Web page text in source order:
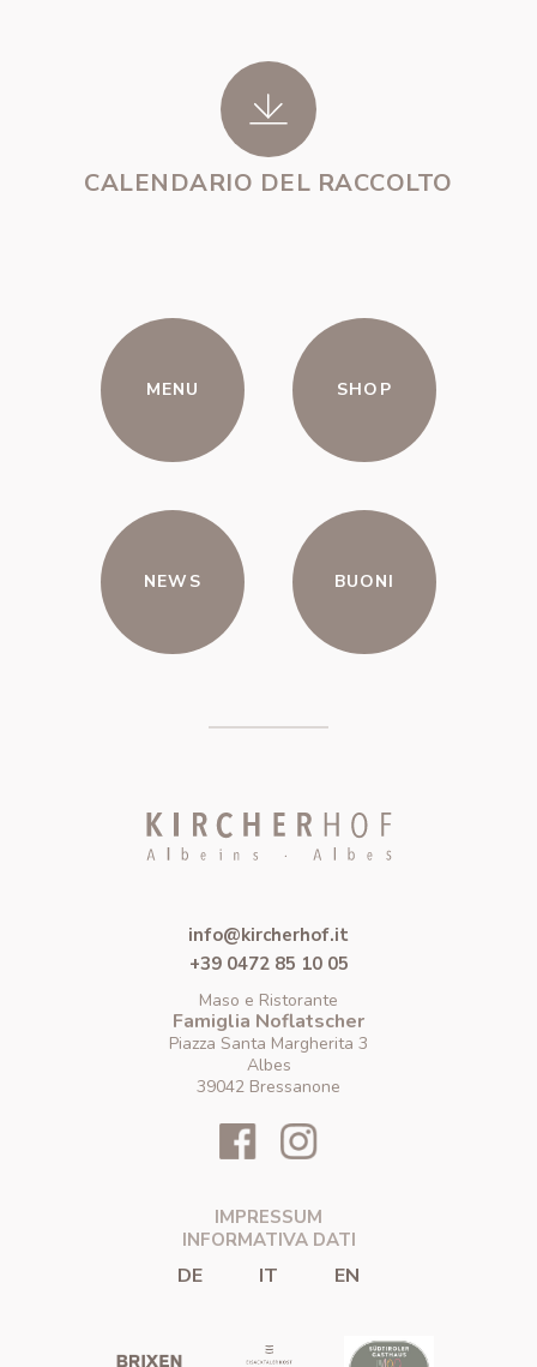
CALENDARIO DEL RACCOLTO
MENU SHOP
NEWS BUONI
info@kircherhof.it
+39 0472 85 10 05
Maso e Ristorante
Famiglia Noflatscher
Piazza Santa Margherita 3
Albes
39042 Bressanone
IMPRESSUM
INFORMATIVA DATI
DE IT EN